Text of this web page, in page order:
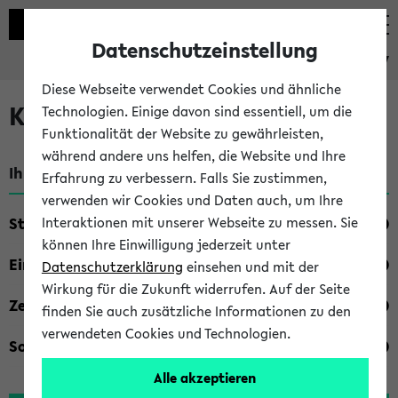
eKVV
Kombisuche im eKVV
Ihre Suchkriterien:
Studienfach
Einrichtung
Zeiten
Sonstiges
Datenschutzeinstellung
Diese Webseite verwendet Cookies und ähnliche
Technologien. Einige davon sind essentiell, um die
Funktionalität der Website zu gewährleisten,
während andere uns helfen, die Website und Ihre
Erfahrung zu verbessern. Falls Sie zustimmen,
verwenden wir Cookies und Daten auch, um Ihre
Interaktionen mit unserer Webseite zu messen. Sie
können Ihre Einwilligung jederzeit unter
Datenschutzerklärung einsehen und mit der
Wirkung für die Zukunft widerrufen. Auf der Seite
finden Sie auch zusätzliche Informationen zu den
verwendeten Cookies und Technologien.
Alle akzeptieren